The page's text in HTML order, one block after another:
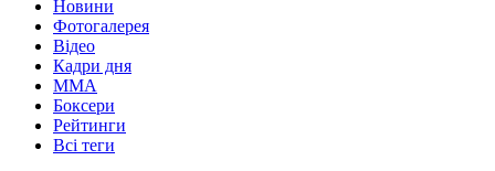
Новини
Фотогалерея
Відео
Кадри дня
ММА
Боксери
Рейтинги
Всі теги